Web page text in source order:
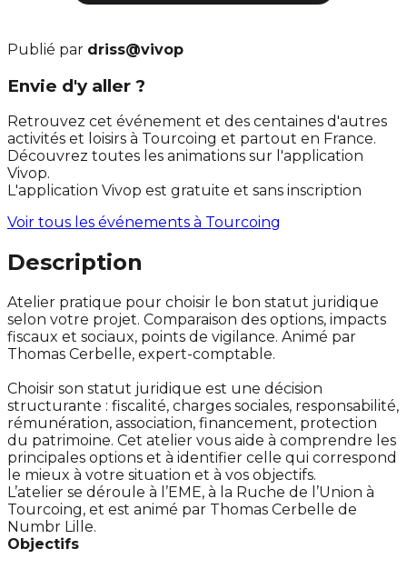
Publié par driss@vivop
Envie d'y aller ?
Retrouvez cet événement et des centaines d'autres
activités et loisirs à Tourcoing et partout en France.
Découvrez toutes les animations sur l'application
Vivop.
L'application Vivop est gratuite et sans inscription
Voir tous les événements à Tourcoing
Description
Atelier pratique pour choisir le bon statut juridique
selon votre projet. Comparaison des options, impacts
fiscaux et sociaux, points de vigilance. Animé par
Thomas Cerbelle, expert-comptable.
Choisir son statut juridique est une décision
structurante : fiscalité, charges sociales, responsabilité,
rémunération, association, financement, protection
du patrimoine. Cet atelier vous aide à comprendre les
principales options et à identifier celle qui correspond
le mieux à votre situation et à vos objectifs.
L’atelier se déroule à l’EME, à la Ruche de l’Union à
Tourcoing, et est animé par Thomas Cerbelle de
Numbr Lille.
Objectifs